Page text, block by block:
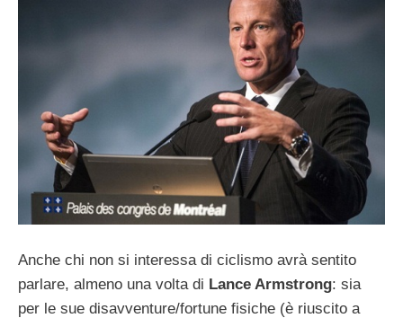
Anche chi non si interessa di ciclismo avrà sentito
parlare, almeno una volta di Lance Armstrong: sia
per le sue disavventure/fortune fisiche (è riuscito a